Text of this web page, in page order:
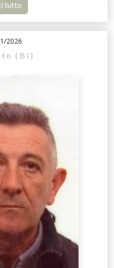
tutto
2026
(BI)